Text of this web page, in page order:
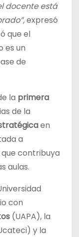
docente está
expresó
que el
es un
de
la primera
de la
en
a
que contribuya
aulas.
con
(UAPA), la
y la